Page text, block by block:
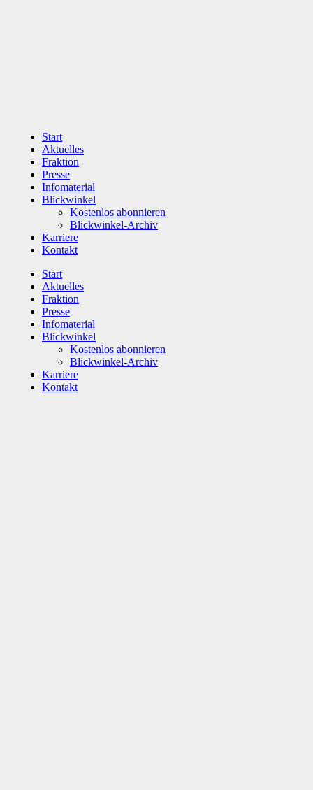
Start
Aktuelles
Fraktion
Presse
Infomaterial
Blickwinkel
Kostenlos abonnieren
Blickwinkel-Archiv
Karriere
Kontakt
Start
Aktuelles
Fraktion
Presse
Infomaterial
Blickwinkel
Kostenlos abonnieren
Blickwinkel-Archiv
Karriere
Kontakt